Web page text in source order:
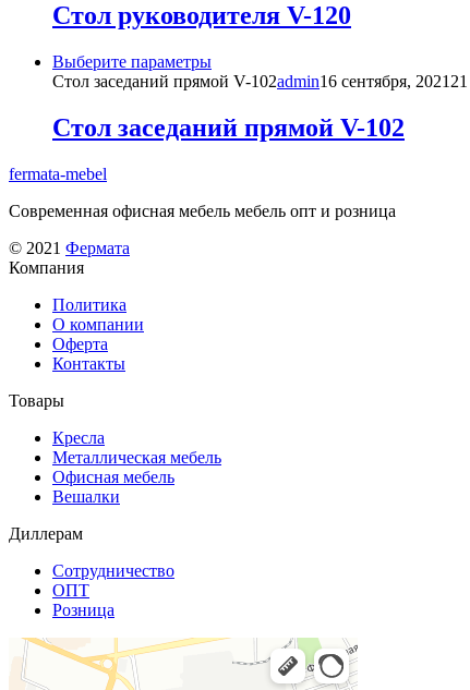
странице
товара.
вариаций.
можно
выбрать
странице
товара.
Стол руководителя V-120
Выберите параметрыЭтот
товар
несколько
вариаций.
на
Стол заседаний прямой V-102admin16 сентября, 2021
Стол заседаний прямой V-102
fermata-mebel
Современная офисная мебель мебель опт и розница
© 2021 Фермата
Компания
Политика
О компании
Оферта
Контакты
Товары
Кресла
Металлическая мебель
Офисная мебель
Вешалки
Диллерам
Сотрудничество
ОПТ
Розница